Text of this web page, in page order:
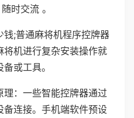
时交流 。
;普通麻将机程序控牌器
机进行复杂安装操作就
或工具。
理：一些智能控牌器通过
备连接。手机端软件预设